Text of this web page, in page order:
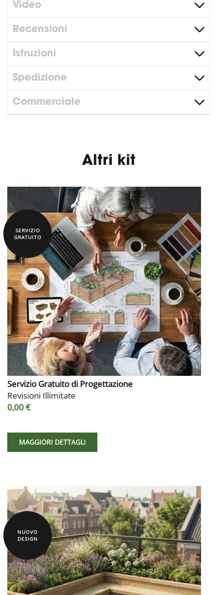
Video
Recensioni
Istruzioni
Spedizione
Commerciale
Altri kit
SERVIZIO
GRATUITO
Servizio Gratuito di Progettazione
Revisioni Illimitate
0,00 €
MAGGIORI DETTAGLI
NUOVO
DESIGN